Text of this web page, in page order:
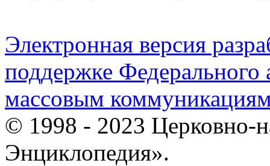
Электронная версия
поддержке Федерального
массовым
© 1998 - 2023 Церковно-
Энциклопедия».